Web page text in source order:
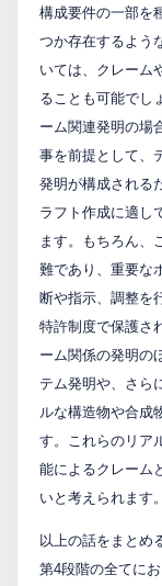
構成要件の一部を
つか存在するよう
いては、クレーム
ることも可能でし
ーム関連発明の場
事を前提として、
発明が構成される
ラフト作成に適し
ます。もちろん、
難であり、重要な
断や指示、調整を
特許制度で保護さ
ーム関係の発明の
テム発明や、さら
ルな構造物や合成
す。これらのリア
能によるクレーム
いと考えられます。
以上の話をまとめ
第4段階の全てに